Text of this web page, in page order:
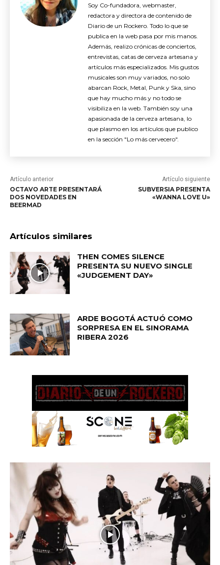
Soy Co-fundadora, webmaster,
redactora y directora de contenido de
Diario de un Rockero. Todo lo que se
publica en la web pasa por mis manos.
Además, realizo crónicas de conciertos,
entrevistas, catas de cerveza artesana y
artículos más especializados. Mis gustos
musicales son muy variados, no solo
abarcan Rock, Metal, Punk y Ska, sino
que hay mucho más y no todo se
visibiliza en la web. También soy una
apasionada de la cerveza artesana, lo
que plasmo en los artículos que publico
en la sección "Lo más cervecero".
Artículo anterior
OCTAVO ARTE PRESENTARÁ
DOS NOVEDADES EN
BEERMAD
Artículo siguiente
SUBVERSIA PRESENTA
«WANNA LOVE U»
Artículos similares
THEN COMES SILENCE
PRESENTA SU NUEVO SINGLE
«JUDGEMENT DAY»
ARDE BOGOTÁ ACTUÓ COMO
SORPRESA EN EL SINORAMA
RIBERA 2026